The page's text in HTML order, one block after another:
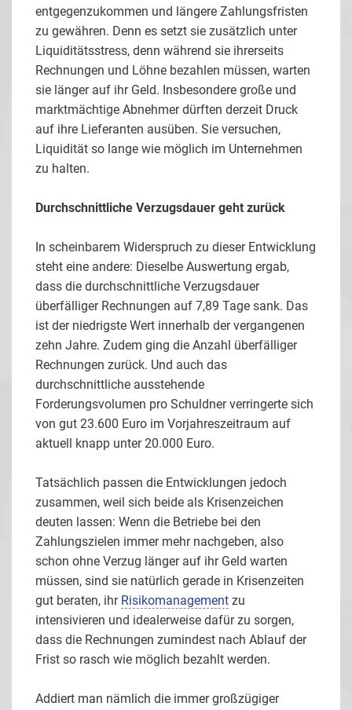
entgegenzukommen und längere Zahlungsfristen
zu gewähren. Denn es setzt sie zusätzlich unter
Liquiditätsstress, denn während sie ihrerseits
Rechnungen und Löhne bezahlen müssen, warten
sie länger auf ihr Geld. Insbesondere große und
marktmächtige Abnehmer dürften derzeit Druck
auf ihre Lieferanten ausüben. Sie versuchen,
Liquidität so lange wie möglich im Unternehmen
zu halten.
Durchschnittliche Verzugsdauer geht zurück
In scheinbarem Widerspruch zu dieser Entwicklung
steht eine andere: Dieselbe Auswertung ergab,
dass die durchschnittliche Verzugsdauer
überfälliger Rechnungen auf 7,89 Tage sank. Das
ist der niedrigste Wert innerhalb der vergangenen
zehn Jahre. Zudem ging die Anzahl überfälliger
Rechnungen zurück. Und auch das
durchschnittliche ausstehende
Forderungsvolumen pro Schuldner verringerte sich
von gut 23.600 Euro im Vorjahreszeitraum auf
aktuell knapp unter 20.000 Euro.
Tatsächlich passen die Entwicklungen jedoch
zusammen, weil sich beide als Krisenzeichen
deuten lassen: Wenn die Betriebe bei den
Zahlungszielen immer mehr nachgeben, also
schon ohne Verzug länger auf ihr Geld warten
müssen, sind sie natürlich gerade in Krisenzeiten
gut beraten, ihr Risikomanagement zu
intensivieren und idealerweise dafür zu sorgen,
dass die Rechnungen zumindest nach Ablauf der
Frist so rasch wie möglich bezahlt werden.
Addiert man nämlich die immer großzügiger